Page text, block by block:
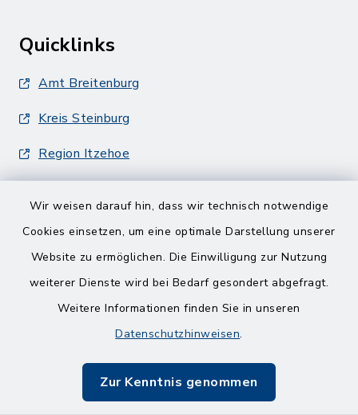
Wir weisen darauf hin, dass wir technisch notwendige
Cookies einsetzen, um eine optimale Darstellung unserer
Website zu ermöglichen. Die Einwilligung zur Nutzung
weiterer Dienste wird bei Bedarf gesondert abgefragt.
Weitere Informationen finden Sie in unseren
Datenschutzhinweisen.
Zur Kenntnis genommen
Quicklinks
Amt Breitenburg
Kreis Steinburg
Region Itzehoe
Barrierefreiheit
Impressum